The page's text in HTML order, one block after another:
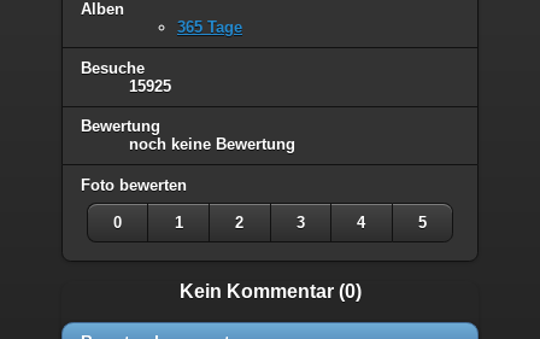
Alben
365 Tage
Besuche
15925
Bewertung
noch keine Bewertung
Foto bewerten
0 1 2 3 4 5
Kein Kommentar (0)